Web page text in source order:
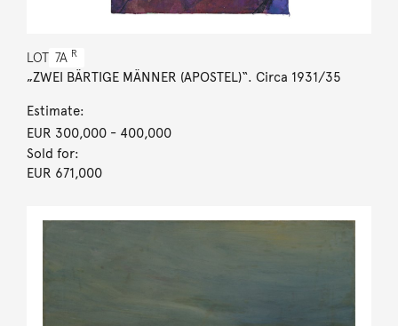
LOT 7A R
„ZWEI BÄRTIGE MÄNNER (APOSTEL)“. Circa 1931/35
Estimate:
EUR 300,000- 400,000
Sold for:
EUR 671,000